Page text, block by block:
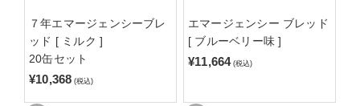
７年エマージェンシーブレ
ッド [ ミルク ]
20缶セット
¥10,368 (税込)
エマージェンシー ブレッド
[ ブルーベリー味 ]
¥11,664 (税込)